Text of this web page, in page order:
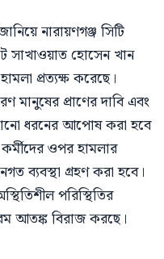
নারায়ণগঞ্জ সিটি
সাখাওয়াত হোসেন খান
প্রত্যক্ষ করেছে।
মানুষের প্রাণের দাবি এবং
ধরনের আপোষ করা হবে
ওপর হামলার
ব্যবস্থা গ্রহণ করা হবে।
পরিস্থিতির
আতঙ্ক বিরাজ করছে।